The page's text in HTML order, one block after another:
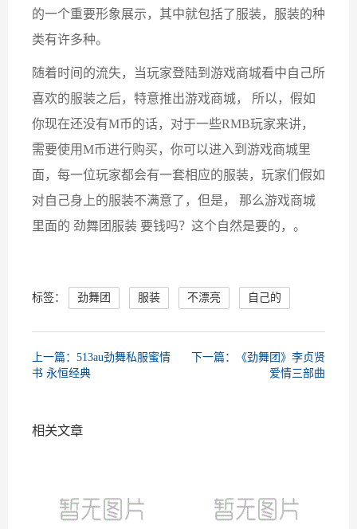
的一个重要形象展示，其中就包括了服装，服装的种
类有许多种。
随着时间的流失，当玩家登陆到游戏商城看中自己所
喜欢的服装之后，特意推出游戏商城， 所以，假如
你现在还没有M币的话，对于一些RMB玩家来讲，
需要使用M币进行购买，你可以进入到游戏商城里
面，每一位玩家都会有一套相应的服装，玩家们假如
对自己身上的服装不满意了，但是， 那么游戏商城
里面的 劲舞团服装 要钱吗？这个自然是要的，。
标签： 劲舞团 服装 不漂亮 自己的
上一篇：513au劲舞私服蜜情
书 永恒经典
下一篇：《劲舞团》李贞贤
爱情三部曲
相关文章